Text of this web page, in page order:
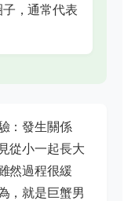
，通常代表
：發生關係
從小一起長大
然過程很緩
，就是巨蟹男